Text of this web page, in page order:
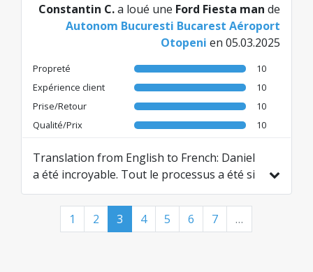
Constantin C.a loué une Ford Fiesta man de
Autonom Bucuresti Bucarest Aéroport
Otopeni en 05.03.2025
Propreté
10
Expérience client
10
Prise/Retour
10
Qualité/Prix
10
Translation from English to French: Daniel
a été incroyable. Tout le processus a été si
facile et le service
Traduit de EN par AI
1 2 3 4 5 6 7 …